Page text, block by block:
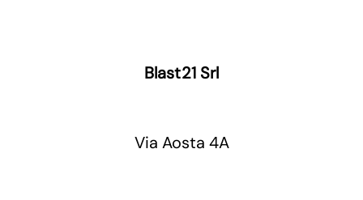
Blast21 Srl
Via Aosta 4A